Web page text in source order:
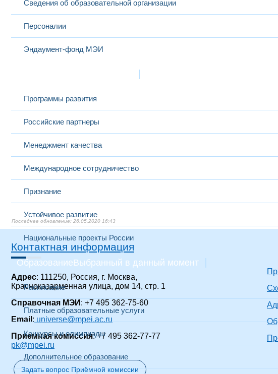
Сведения об образовательной организации
Персоналии
Эндаумент-фонд МЭИ
Программы развития
Российские партнеры
Менеджмент качества
Международное сотрудничество
Признание
Устойчивое развитие
Национальные проекты России
ОбразованиеВыбранный в данный момент
Расписание
Платные образовательные услуги
Конкурсы и олимпиады
Дополнительное образование
26.05.2020 16:43
Контактная информация
Адрес: 111250, Россия, г. Москва,
Красноказарменная улица, дом 14, стр. 1
Справочная МЭИ : +7 495 362-75-60
Email : universe@mpei.ac.ru
Приемная комиссия: +7 495 362-77-77
pk@mpei.ru
Задать вопрос Приёмной комиссии